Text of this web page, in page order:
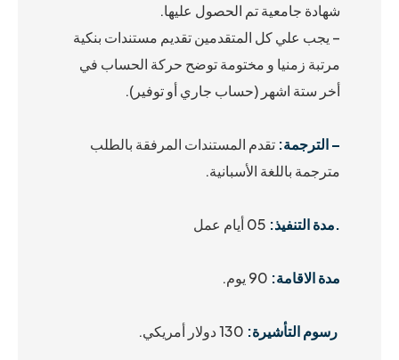
شهادة جامعية تم الحصول عليها.
– يجب علي كل المتقدمين تقديم مستندات بنكية
مرتبة زمنيا و مختومة توضح حركة الحساب في
أخر ستة اشهر (حساب جاري أو توفير).
–الترجمة: تقدم المستندات المرفقة بالطلب
مترجمة باللغة الأسبانية.
.مدة التنفيذ:
مدة الاقامة:
رسوم التأشيرة: